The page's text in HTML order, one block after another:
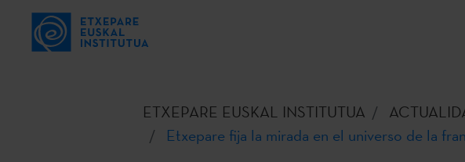
ETXEPARE EUSKAL INSTITUTUA
Etxepare fija la mirada en el universo de la